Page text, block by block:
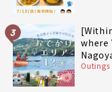
3
where
Outings